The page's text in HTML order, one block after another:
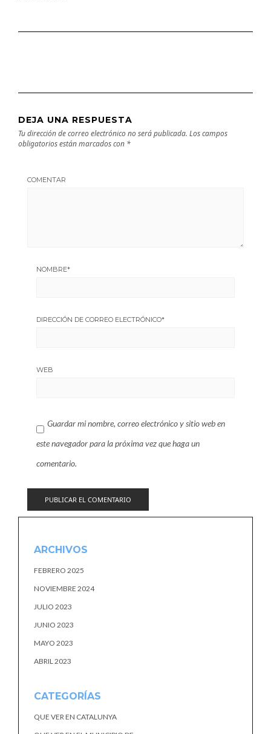
DEJA UNA RESPUESTA
Tu dirección de correo electrónico no será publicada. Los campos
obligatorios están marcados con *
COMENTAR
NOMBRE*
DIRECCIÓN DE CORREO ELECTRÓNICO*
WEB
Guardar mi nombre, correo electrónico y sitio web en
este navegador para la próxima vez que haga un
comentario.
ARCHIVOS
FEBRERO 2025
NOVIEMBRE 2024
JULIO 2023
JUNIO 2023
MAYO 2023
ABRIL 2023
CATEGORÍAS
QUE VER EN CATALUNYA